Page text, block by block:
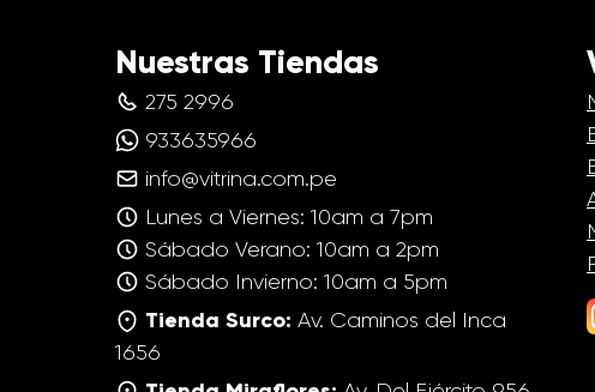
Nuestras Tiendas
275 2996
933635966
info@vitrina.com.pe
Lunes a Viernes: 10am a 7pm
Sábado Verano: 10am a 2pm
Sábado Invierno: 10am a 5pm
Tienda Surco: Av. Caminos del Inca
1656